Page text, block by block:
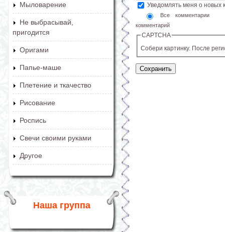
Мыловарение
Не выбрасывай,
пригодится
Оригами
Папье-маше
Плетение и ткачество
Рисование
Роспись
Свечи своими руками
Другое
Наша группа
Уведомлять меня о новых
Все комментарии
комментарий
CAPTCHA
Собери картинку. После